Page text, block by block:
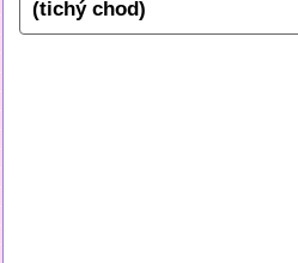
(tichý chod)